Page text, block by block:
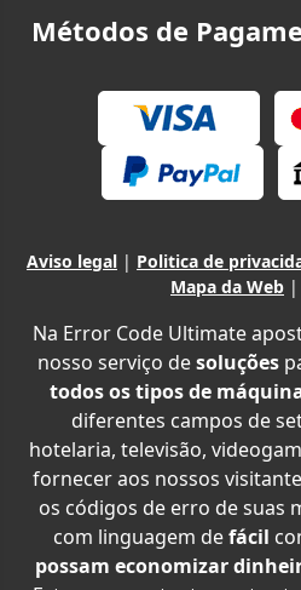
Métodos de
Aviso legal | Politica de
Mapa da Web |
Na Error Code Ultimate
nosso serviço desoluções
todos os tipos de
diferentes campos de
hotelaria, televisão,
fornecer aos nossos
os códigos de erro de suas
com linguagem defácil
possam economizar